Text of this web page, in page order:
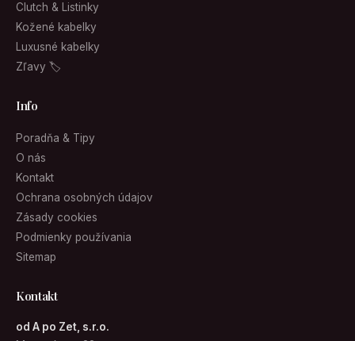
Clutch & Listinky
Kožené kabelky
Luxusné kabelky
Zľavy 🏷
Info
Poradňa & Tipy
O nás
Kontakt
Ochrana osobných údajov
Zásady cookies
Podmienky používania
Sitemap
Kontakt
od A po Zet, s.r.o.